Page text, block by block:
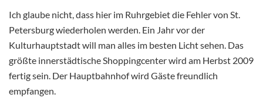
Ich glaube nicht, dass hier im Ruhrgebiet die Fehler von St.
Petersburg wiederholen werden. Ein Jahr vor der
Kulturhauptstadt will man alles im besten Licht sehen. Das
größte innerstädtische Shoppingcenter wird am Herbst 2009
fertig sein. Der Hauptbahnhof wird Gäste freundlich
empfangen.